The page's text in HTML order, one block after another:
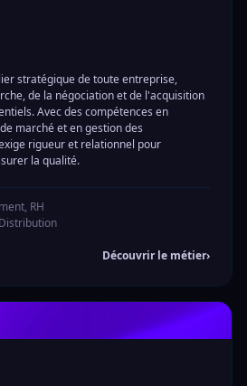
stratégique de toute entreprise,
de la négociation et de l'acquisition
Avec des compétences en
marché et en gestion des
rigueur et relationnel pour
la qualité.
RH
Découvrir le métier›